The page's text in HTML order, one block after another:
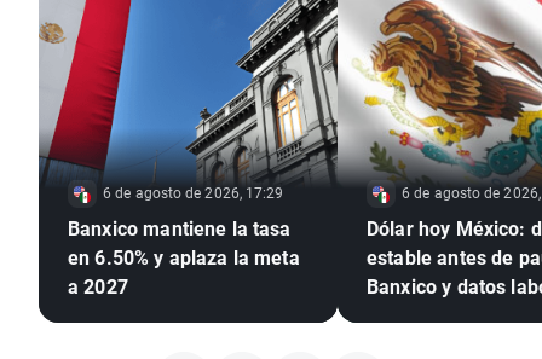
6 de agosto de 2026, 17:29
Banxico mantiene la tasa
en 6.50% y aplaza la meta
a 2027
6 de agosto de
Dólar hoy México:
estable antes de
Banxico y datos